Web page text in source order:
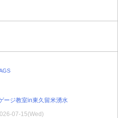
ージ教室in東久留米湧水
07-15(Wed)